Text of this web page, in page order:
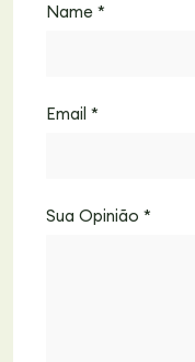
Name *
Email *
Sua Opinião *